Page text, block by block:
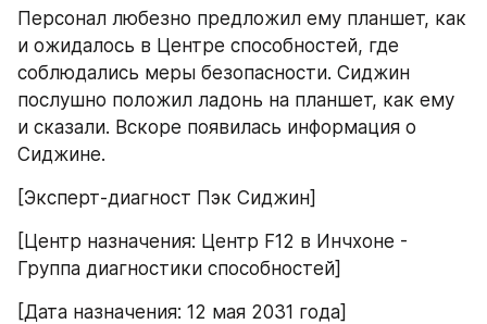
Персонал любезно предложил ему планшет, как
и ожидалось в Центре способностей, где
соблюдались меры безопасности. Сиджин
послушно положил ладонь на планшет, как ему
и сказали. Вскоре появилась информация о
Сиджине.
[Эксперт-диагност Пэк Сиджин]
[Центр назначения: Центр F12 в Инчхоне -
Группа диагностики способностей]
[Дата назначения: 12 мая 2031 года]